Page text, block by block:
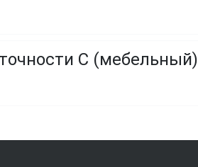
C (мебельный)